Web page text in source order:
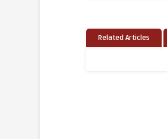
Related Articles